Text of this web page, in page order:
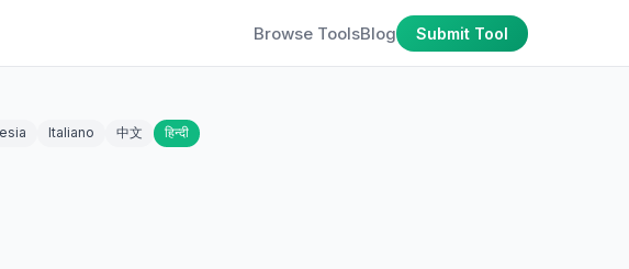
Browse ToolsBlog Submit Tool
Italiano 中文 हिन्दी